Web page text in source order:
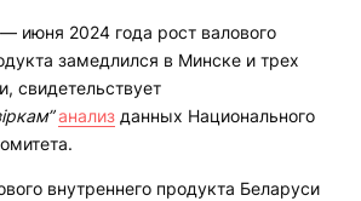
июня 2024 года рост валового
замедлился в Минске и трех
свидетельствует
анализ данных Национального
внутреннего продукта Беларуси